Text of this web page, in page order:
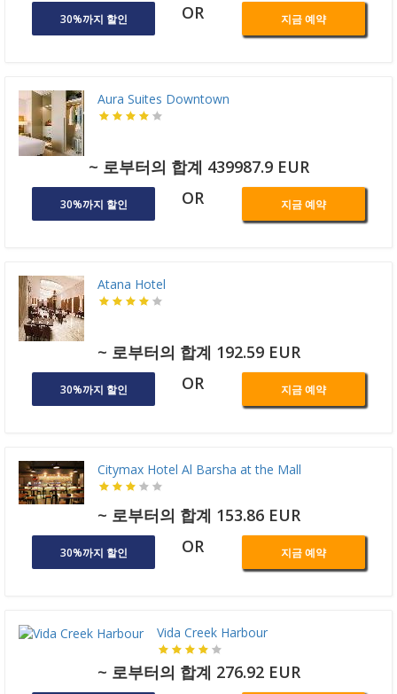
30%까지 할인 OR 지금 예약
Aura Suites Downtown
~ 로부터의 합계 439987.9 EUR
30%까지 할인 OR 지금 예약
Atana Hotel
~ 로부터의 합계 192.59 EUR
30%까지 할인 OR 지금 예약
Citymax Hotel Al Barsha at the Mall
~ 로부터의 합계 153.86 EUR
30%까지 할인 OR 지금 예약
Vida Creek Harbour
~ 로부터의 합계 276.92 EUR